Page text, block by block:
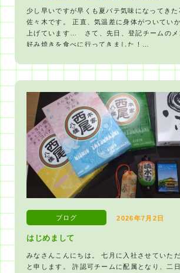
少し早いですが早くも夏バテ気味になってき
佐々木です。 正直、気温差に身体がついてい
上げています… さて、先日、登記チームのメ
好み焼きを食べに行ってきました！…
はじめまして
ブログ 2026年7月2日
みなさんこんにちは。 七月に入社させていた
と申します。 許認可チームに配属となり、二